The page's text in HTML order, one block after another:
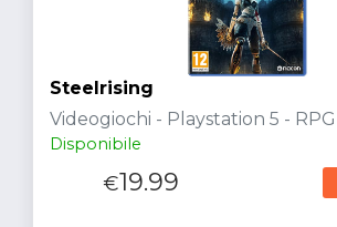
Steelrising
Videogiochi - Playstation 5 -
Disponibile
€19.99